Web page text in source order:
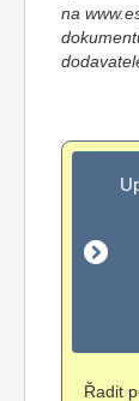
na
Řadit